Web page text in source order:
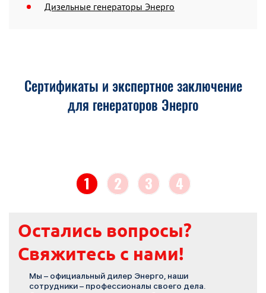
Дизельные генераторы Энерго
Сертификаты и экспертное заключение
для генераторов Энерго
1 2 3 4
Остались вопросы?
Свяжитесь с нами!
Мы – официальный дилер Энерго, наши
сотрудники – профессионалы своего дела.